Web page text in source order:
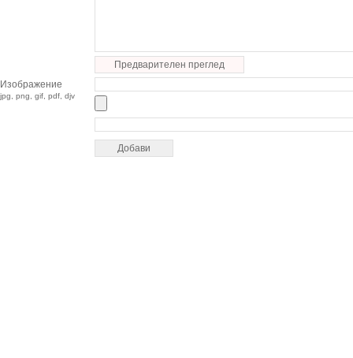
Предварителен преглед
Изображение
jpg, png, gif, pdf, djv